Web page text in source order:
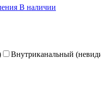
В наличии
Внутриканальный